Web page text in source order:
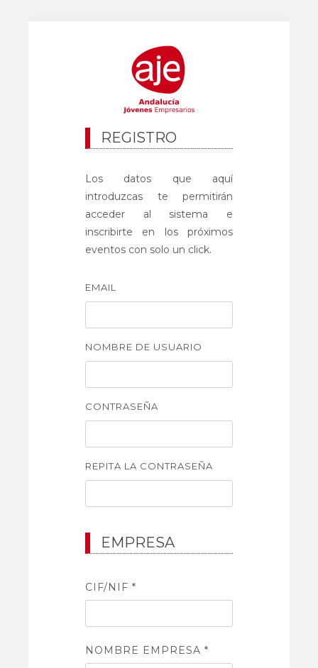
REGISTRO
Los datos que aquí
introduzcas te permitirán
acceder al sistema e
inscribirte en los próximos
eventos con solo un click.
EMAIL
NOMBRE DE USUARIO
CONTRASEÑA
REPITA LA CONTRASEÑA
EMPRESA
CIF/NIF *
NOMBRE EMPRESA *